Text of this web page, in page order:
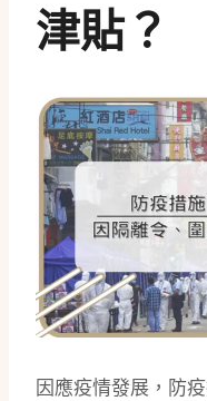
津貼？
因應疫情發展，防